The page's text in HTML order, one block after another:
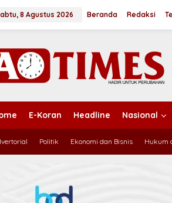
8 Agustus 2026 Beranda Redaksi
E-Koran Headline Nasional
Politik Ekonomi dan Bisnis Hukum